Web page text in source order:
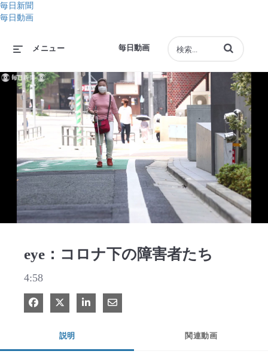
毎日新聞
毎日動画
毎日動画
メニュー 動画の検索語句
Play
eye：コロナ下の障害者たち
4:58
Facebook で共有
Xで共有する
LinkedIn で共有
電子メールで共有
説明 関連動画